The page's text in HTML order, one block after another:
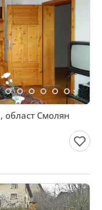
Смолян